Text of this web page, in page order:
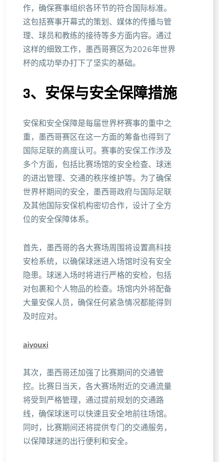
作，确保赛事组织各环节的符合国际标准。
这包括赛事开幕式的策划、媒体的传播与管
理、球员和教练的接待等多方面内容。通过
这样的细致工作，墨西哥赛区为2026年世界
杯的成功举办打下了坚实的基础。
3、安保与安全保障措施
安保和安全保障是每届世界杯赛事的重中之
重，墨西哥赛区在这一方面的筹备也得到了
国际足联的高度认可。赛事的安保工作涉及
多个方面，包括比赛场馆的安全检查、球迷
的进出管理、交通的秩序维护等。为了确保
世界杯期间的安全，墨西哥政府与国际足联
及其他国际安保机构密切合作，设计了全方
位的安全保障体系。
首先，墨西哥的各大赛场周围将设置高科技
安检系统，以确保球迷进入场馆时没有安全
隐患。球迷入场时将进行严格的安检，包括
对包裹和个人物品的检查。场馆内外将配备
大量安保人员，确保任何紧急情况都能得到
及时应对。
aiyouxi
其次，墨西哥还加强了比赛期间的交通管
控。比赛日当天，各大赛场附近的交通流量
将受到严格管理，通过提前规划的交通路
线，确保球迷可以快速且安全地前往场馆。
同时，比赛期间还将提供专门的交通服务，
以保障球迷的出行便利和安全。